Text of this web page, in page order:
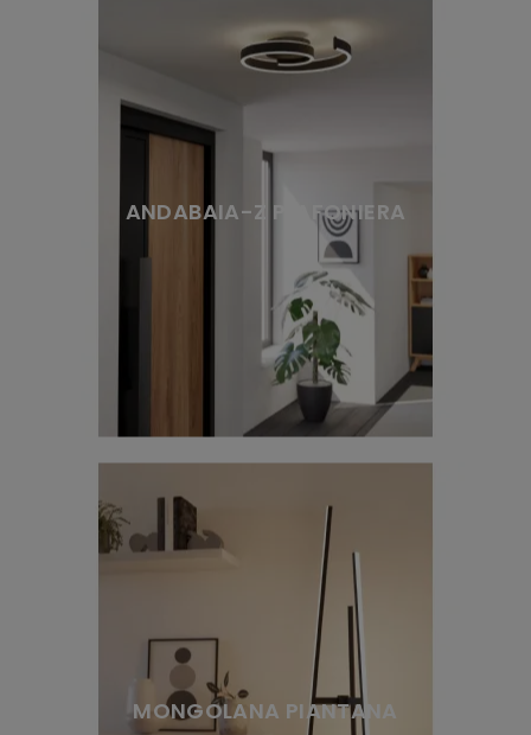
ANDABAIA-Z PLAFONIERA
MONGOLANA PIANTANA